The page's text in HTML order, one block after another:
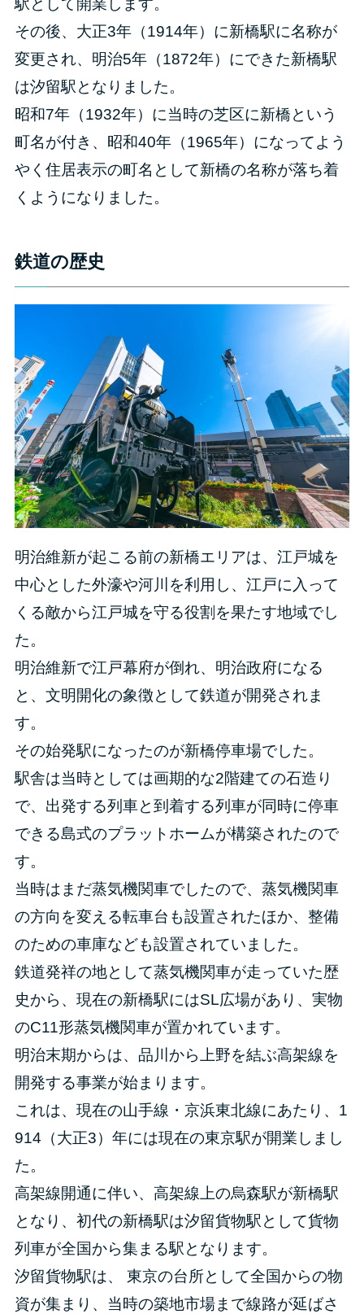
駅として開業します。
その後、大正3年（1914年）に新橋駅に名称が
変更され、明治5年（1872年）にできた新橋駅
は汐留駅となりました。
昭和7年（1932年）に当時の芝区に新橋という
町名が付き、昭和40年（1965年）になってよう
やく住居表示の町名として新橋の名称が落ち着
くようになりました。
鉄道の歴史
明治維新が起こる前の新橋エリアは、江戸城を
中心とした外濠や河川を利用し、江戸に入って
くる敵から江戸城を守る役割を果たす地域でし
た。
明治維新で江戸幕府が倒れ、明治政府になる
と、文明開化の象徴として鉄道が開発されま
す。
その始発駅になったのが新橋停車場でした。
駅舎は当時としては画期的な2階建ての石造り
で、出発する列車と到着する列車が同時に停車
できる島式のプラットホームが構築されたので
す。
当時はまだ蒸気機関車でしたので、蒸気機関車
の方向を変える転車台も設置されたほか、整備
のための車庫なども設置されていました。
鉄道発祥の地として蒸気機関車が走っていた歴
史から、現在の新橋駅にはSL広場があり、実物
のC11形蒸気機関車が置かれています。
明治末期からは、品川から上野を結ぶ高架線を
開発する事業が始まります。
これは、現在の山手線・京浜東北線にあたり、1
914（大正3）年には現在の東京駅が開業しまし
た。
高架線開通に伴い、高架線上の烏森駅が新橋駅
となり、初代の新橋駅は汐留貨物駅として貨物
列車が全国から集まる駅となります。
汐留貨物駅は、 東京の台所として全国からの物
資が集まり、当時の築地市場まで線路が延ばさ